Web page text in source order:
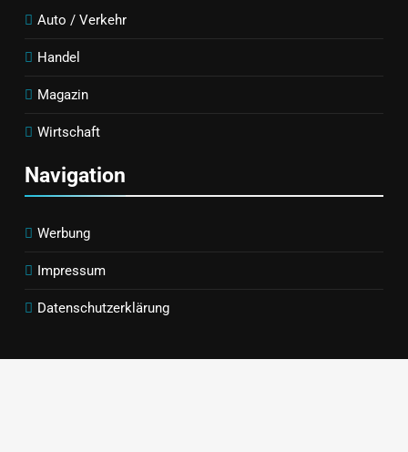
Highlight Als
Motivator Für
Einen Aktiven
Ausgewogenen
Auto / Verkehr
Handel
Magazin
Wirtschaft
Navigation
Werbung
Impressum
Datenschutzerklärung